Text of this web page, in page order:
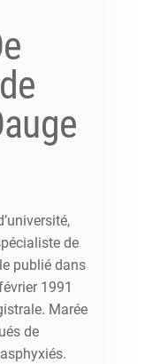
de
publié dans
1991
Marée
de